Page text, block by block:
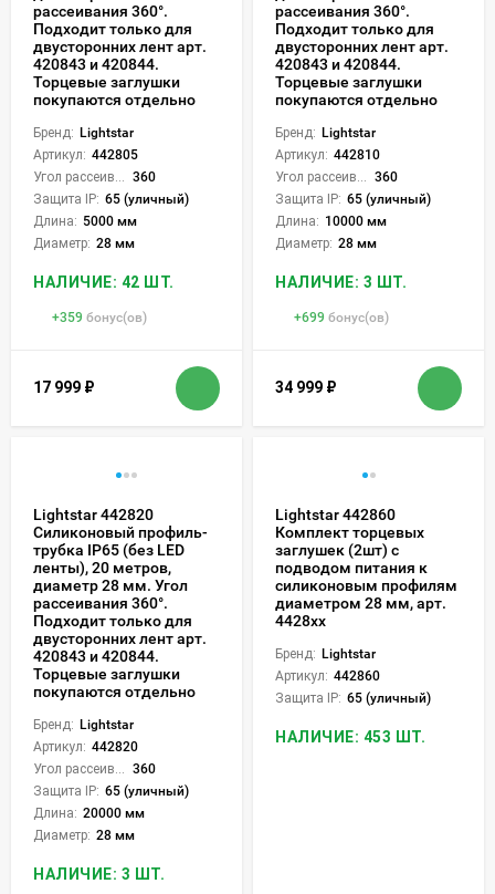
рассеивания 360°.
Подходит только для
двусторонних лент арт.
420843 и 420844.
Торцевые заглушки
покупаются отдельно
Бренд: Lightstar
Артикул: 442805
360
Защита IP: 65 (уличный)
Длина: 5000 мм
Диаметр: 28 мм
НАЛИЧИЕ: 42 ШТ.
+359 бонус(ов)
17 999 ₽
рассеивания 360°.
Подходит только для
двусторонних лент арт.
420843 и 420844.
Торцевые заглушки
покупаются отдельно
Бренд: Lightstar
Артикул: 442810
360
Защита IP: 65 (уличный)
Длина: 10000 мм
Диаметр: 28 мм
НАЛИЧИЕ: 3 ШТ.
+699 бонус(ов)
34 999 ₽
Lightstar 442820
Силиконовый профиль-
трубка IP65 (без LED
ленты), 20 метров,
диаметр 28 мм. Угол
рассеивания 360°.
Подходит только для
двусторонних лент арт.
420843 и 420844.
Торцевые заглушки
покупаются отдельно
Бренд: Lightstar
Артикул: 442820
360
Защита IP: 65 (уличный)
Длина: 20000 мм
Диаметр: 28 мм
НАЛИЧИЕ: 3 ШТ.
Lightstar 442860
Комплект торцевых
заглушек (2шт) с
подводом питания к
силиконовым профилям
диаметром 28 мм, арт.
4428xx
Бренд: Lightstar
Артикул: 442860
Защита IP: 65 (уличный)
НАЛИЧИЕ: 453 ШТ.